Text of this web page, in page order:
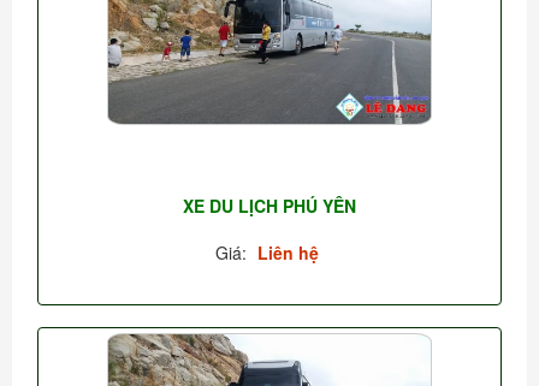
XE DU LỊCH PHÚ YÊN
Giá: Liên hệ